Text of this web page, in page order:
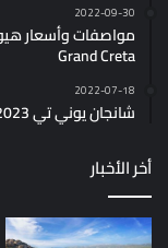
2022-09-30
Grand Creta
2022-07-18
شانجان يوني تي 2023 الجديدة كلياً | Changan UNI-T 2023
أخر الأخبار